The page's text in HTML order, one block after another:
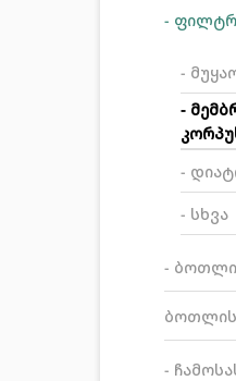
-
-
-
-
- სხვა
-
ბოთლის
-